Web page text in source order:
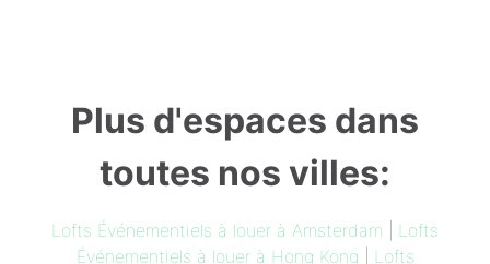
Plus d'espaces dans
toutes nos villes:
Lofts Événementiels à louer à Amsterdam
Lofts
Événementiels à louer à Hong Kong
Lofts